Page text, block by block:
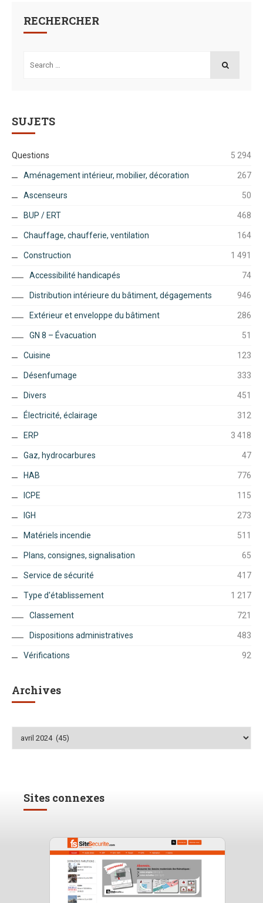
RECHERCHER
for:
SUJETS
Questions 5 294
Aménagement intérieur, mobilier, décoration 267
Ascenseurs 50
BUP / ERT 468
Chauffage, chaufferie, ventilation 164
Construction 1 491
Accessibilité handicapés 74
Distribution intérieure du bâtiment, dégagements 946
Extérieur et enveloppe du bâtiment 286
GN 8 – Évacuation 51
Cuisine 123
Désenfumage 333
Divers 451
Électricité, éclairage 312
ERP 3 418
Gaz, hydrocarbures 47
HAB 776
ICPE 115
IGH 273
Matériels incendie 511
Plans, consignes, signalisation 65
Service de sécurité 417
Type d'établissement 1 217
Classement 721
Dispositions administratives 483
Vérifications 92
Archives
Archives
Sites connexes